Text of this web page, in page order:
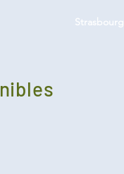
Strasbourg